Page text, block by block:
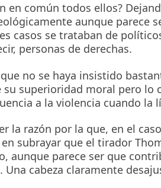
en común todos ellos?
aunque parece
casos se trataban de
personas de derechas.
no se haya insistido
su superioridad moral pero lo
a la violencia cuando la
la razón por la que, en el
subrayar que el tirador
aunque parece ser que
Una cabeza claramente